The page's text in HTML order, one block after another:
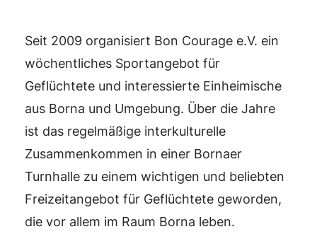
Seit 2009 organisiert Bon Courage e.V. ein
wöchentliches Sportangebot für
Geflüchtete und interessierte Einheimische
aus Borna und Umgebung. Über die Jahre
ist das regelmäßige interkulturelle
Zusammenkommen in einer Bornaer
Turnhalle zu einem wichtigen und beliebten
Freizeitangebot für Geflüchtete geworden,
die vor allem im Raum Borna leben.